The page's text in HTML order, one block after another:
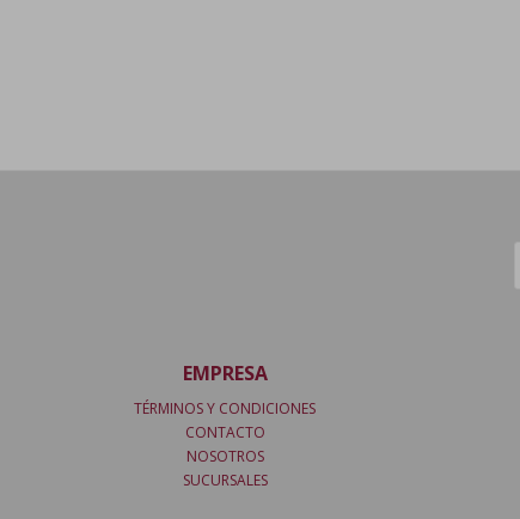
EMPRESA
TÉRMINOS Y CONDICIONES
CONTACTO
NOSOTROS
SUCURSALES